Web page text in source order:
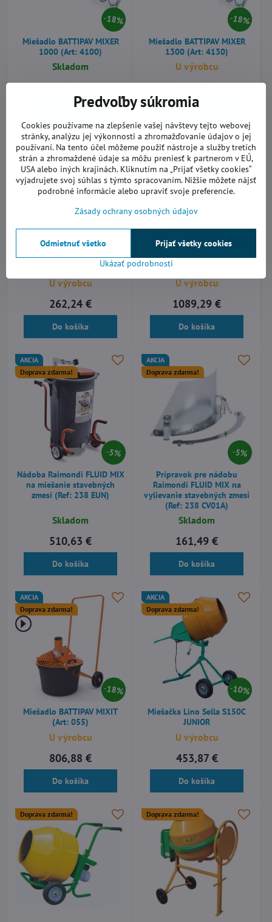
18%
Miešadlo BATTIPAV MIXER
1000 (Art: 4100)
Skladom
176,51 €
Do košíka
18%
Miešadlo BATTIPAV MIXER
1300 (Art: 4130)
U výrobcu
191,63 €
Do košíka
AKCIA
Doprava zdarma!
Miešadlo BATTIPAV MINI MIX
1800 (Art: 4180)
U výrobcu
262,24 €
Do košíka
AKCIA
Doprava zdarma!
Miešadlo BATTIPAV MIXER 50
SUPER (Art: 050S)
U výrobcu
1089,29 €
Do košíka
5%
AKCIA
Doprava zdarma!
Nádoba Raimondi FLUID MIX
na miešanie stavebných
zmesí (Ref: 238 EUN)
Skladom
510,63 €
Do košíka
5%
AKCIA
Doprava zdarma!
Prípravok pre nádobu
Raimondi FLUID MIX na
vylievanie stavebných zmesí
(Ref: 238 CV01A)
Skladom
161,49 €
Do košíka
18%
AKCIA
Doprava zdarma!
Miešadlo BATTIPAV MIXIT
(Art: 055)
U výrobcu
806,88 €
Do košíka
10%
AKCIA
Doprava zdarma!
Miešačka Lino Sella S150C
JUNIOR
U výrobcu
453,87 €
Do košíka
Doprava zdarma! Doprava zdarma!
Predvoľby súkromia
Cookies používame na zlepšenie vašej návštevy tejto webovej
stránky, analýzu jej výkonnosti a zhromažďovanie údajov o jej
používaní. Na tento účel môžeme použiť nástroje a služby tretích
strán a zhromaždené údaje sa môžu preniesť k partnerom v EÚ,
USA alebo iných krajinách. Kliknutím na „Prijať všetky cookies“
vyjadrujete svoj súhlas s týmto spracovaním. Nižšie môžete nájsť
podrobné informácie alebo upraviť svoje preferencie.
Zásady ochrany osobných údajov
Ukázať podrobnosti
Prijať všetky cookies
Odmietnuť všetko